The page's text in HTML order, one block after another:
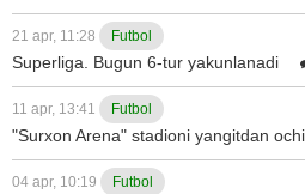
21 apr, 11:28 Futbol
Superliga. Bugun 6-tur yakunlanadi
11 apr, 13:41 Futbol
"Surxon Arena" stadioni yangitdan
04 apr, 10:19 Futbol